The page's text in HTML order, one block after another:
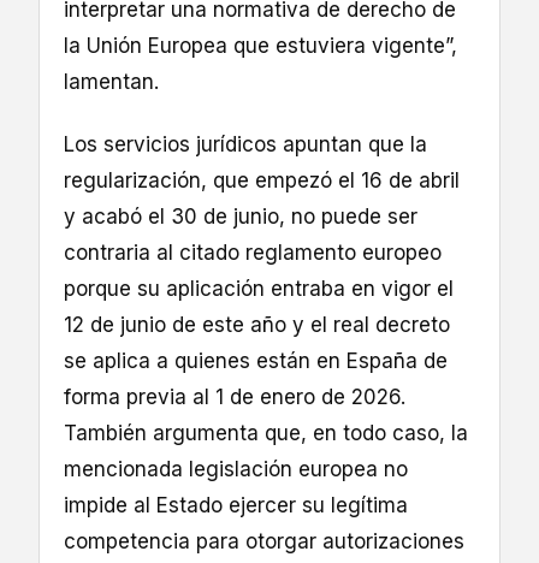
interpretar una normativa de derecho de
la Unión Europea que estuviera vigente”,
lamentan.
Los servicios jurídicos apuntan que la
regularización, que empezó el 16 de abril
y acabó el 30 de junio, no puede ser
contraria al citado reglamento europeo
porque su aplicación entraba en vigor el
12 de junio de este año y el real decreto
se aplica a quienes están en España de
forma previa al 1 de enero de 2026.
También argumenta que, en todo caso, la
mencionada legislación europea no
impide al Estado ejercer su legítima
competencia para otorgar autorizaciones